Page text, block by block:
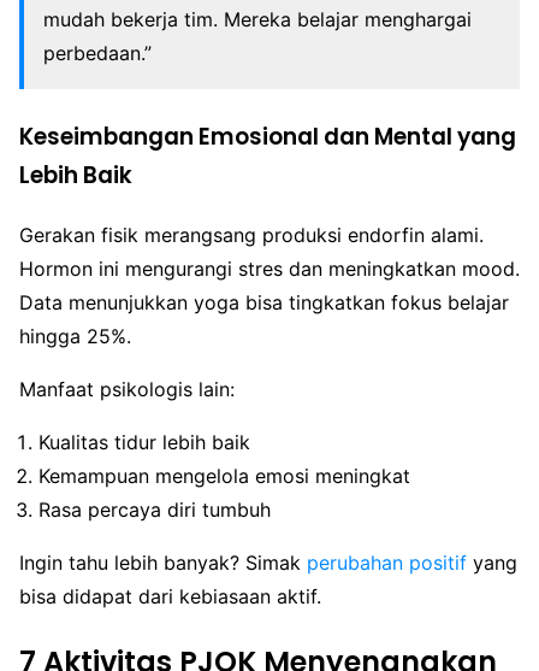
mudah bekerja tim. Mereka belajar menghargai
perbedaan.”
Keseimbangan Emosional dan Mental yang
Lebih Baik
Gerakan fisik merangsang produksi endorfin alami.
Hormon ini mengurangi stres dan meningkatkan mood.
Data menunjukkan yoga bisa tingkatkan fokus belajar
hingga 25%.
Manfaat psikologis lain:
Kualitas tidur lebih baik
Kemampuan mengelola emosi meningkat
Rasa percaya diri tumbuh
Ingin tahu lebih banyak? Simak perubahan positif yang
bisa didapat dari kebiasaan aktif.
7 Aktivitas PJOK Menyenangkan